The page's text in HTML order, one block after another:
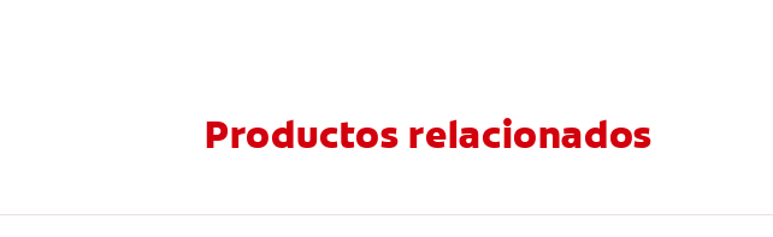
Productos relacionados